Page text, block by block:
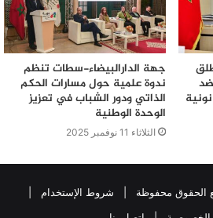
جهة الدارالبيضاء-سطات تنظم
ندوة علمية حول مسارات الحكم
الذاتي ودور الشباب في تعزيز
الوحدة الوطنية
الثلاثاء 11 نوفمبر 2025
شروط الإستخدام